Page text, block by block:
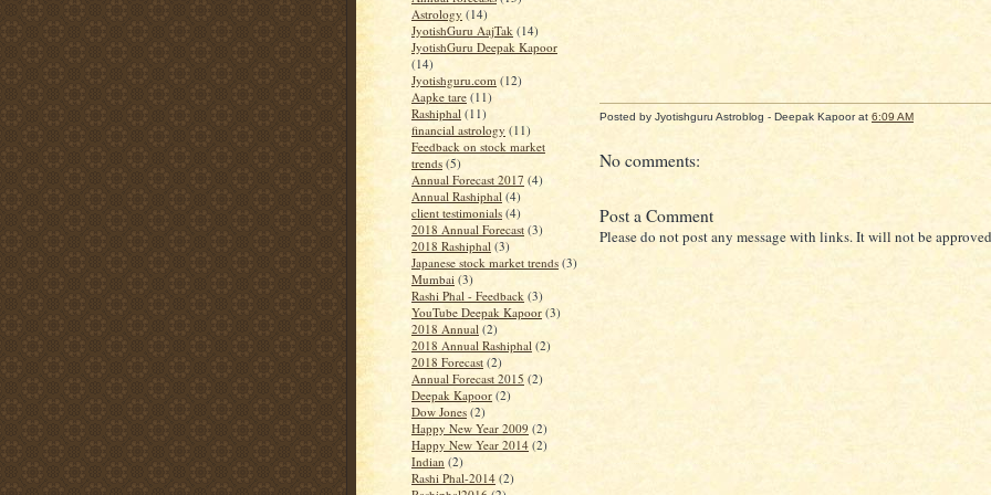
Astrology (14)
JyotishGuru AajTak (14)
JyotishGuru Deepak Kapoor
(14)
Jyotishguru.com (12)
Aapke tare (11)
Rashiphal (11)
financial astrology (11)
Feedback on stock market
trends (5)
Annual Forecast 2017 (4)
Annual Rashiphal (4)
client testimonials (4)
2018 Annual Forecast (3)
2018 Rashiphal (3)
Japanese stock market trends (3)
Mumbai (3)
Rashi Phal - Feedback (3)
YouTube Deepak Kapoor (3)
2018 Annual (2)
2018 Annual Rashiphal (2)
2018 Forecast (2)
Annual Forecast 2015 (2)
Deepak Kapoor (2)
Dow Jones (2)
Happy New Year 2009 (2)
Happy New Year 2014 (2)
Indian (2)
Rashi Phal-2014 (2)
Posted by Jyotishguru Astroblog - Deepak Kapoorat 6:09 AM
No comments:
Post a Comment
Please do not post any message with links. It will not be